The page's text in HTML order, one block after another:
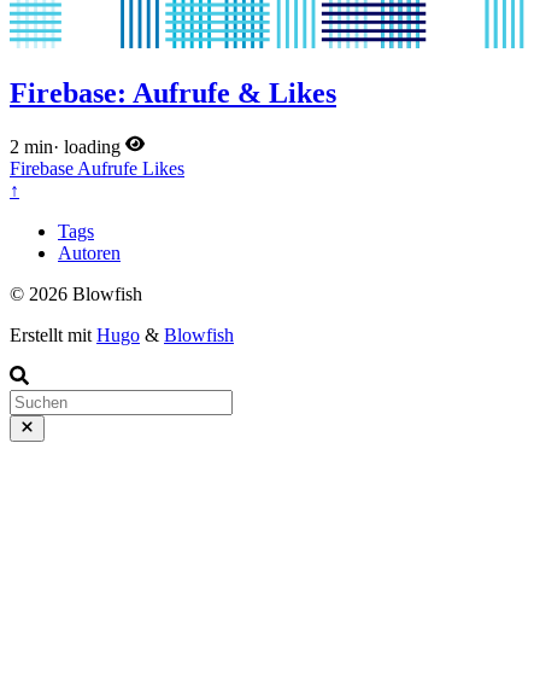
Firebase: Aufrufe & Likes
2 min· loading
Firebase Aufrufe Likes
↑
Tags
Autoren
© 2026 Blowfish
Erstellt mit Hugo & Blowfish